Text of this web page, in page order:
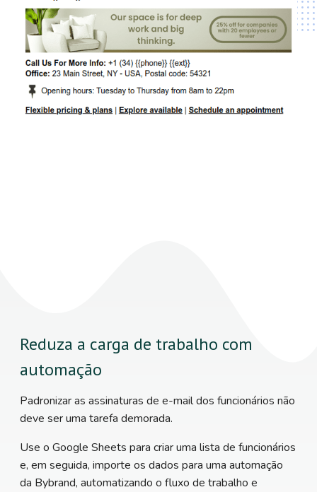
Reduza a carga de trabalho com
automação
Padronizar as assinaturas de e-mail dos funcionários não
deve ser uma tarefa demorada.
Use o Google Sheets para criar uma lista de funcionários
e, em seguida, importe os dados para uma automação
da Bybrand, automatizando o fluxo de trabalho e